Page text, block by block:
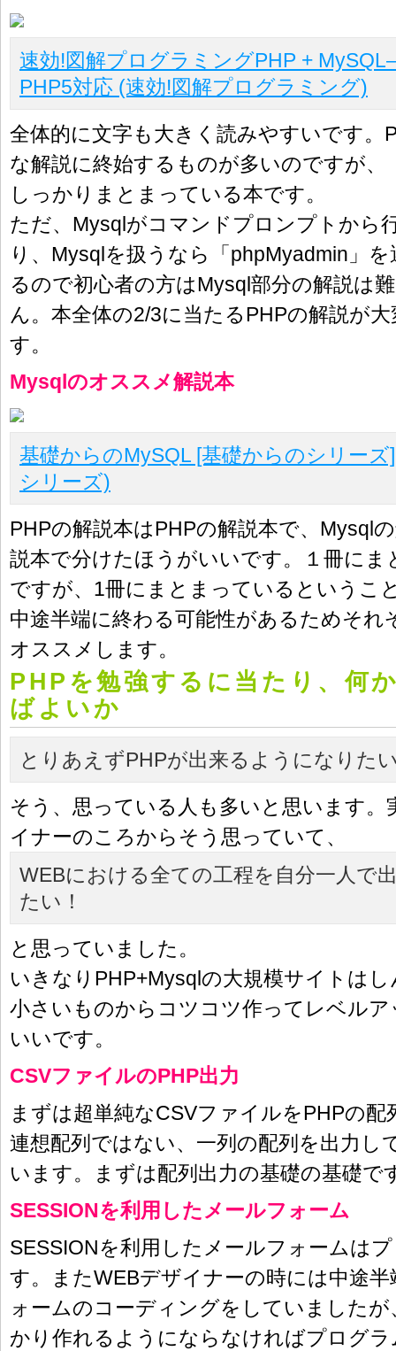
速効!図解プログラミングPHP +
PHP5対応 (速効!図解プログラミング)
全体的に文字も大きく読みやすいです。
な解説に終始するものが多いのですが、
しっかりまとまっている本です。
ただ、Mysqlがコマンドプロンプトから
り、Mysqlを扱うなら「phpMyadmin」
るので初心者の方はMysql部分の解説は
ん。本全体の2/3に当たるPHPの解説が
す。
Mysqlのオススメ解説本
基礎からのMySQL [基礎からのシリー
シリーズ)
PHPの解説本はPHPの解説本で、Mysql
説本で分けたほうがいいです。１冊にま
ですが、1冊にまとまっているというこ
中途半端に終わる可能性があるためそれ
オススメします。
PHPを勉強するに当たり、何
ばよいか
とりあえずPHPが出来るようになりた
そう、思っている人も多いと思います。
イナーのころからそう思っていて、
WEBにおける全ての工程を自分一人で
たい！
と思っていました。
いきなりPHP+Mysqlの大規模サイトは
小さいものからコツコツ作ってレベル
いいです。
CSVファイルのPHP出力
まずは超単純なCSVファイルをPHPの配
連想配列ではない、一列の配列を出力し
います。まずは配列出力の基礎の基礎で
SESSIONを利用したメールフォーム
SESSIONを利用したメールフォームは
す。またWEBデザイナーの時には中途
ォームのコーディングをしていました
かり作れるようにならなければプログ